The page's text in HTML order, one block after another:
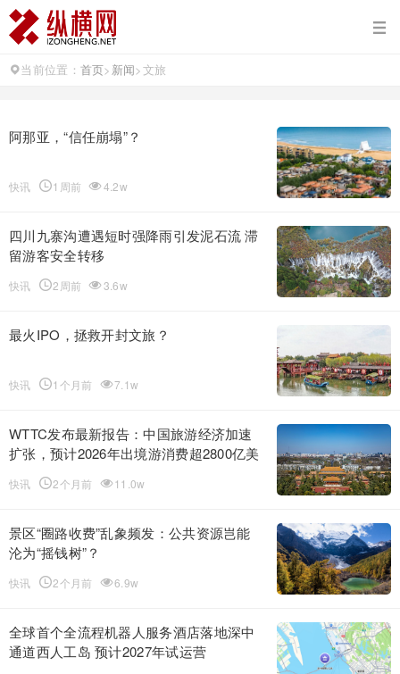
当前位置： 首页> 新闻>文旅
阿那亚，“信任崩塌”？
快讯 1周前 4.2w
四川九寨沟遭遇短时强降雨引发泥石流 滞
留游客安全转移
快讯 2周前 3.6w
最火IPO，拯救开封文旅？
快讯 1个月前 7.1w
WTTC发布最新报告：中国旅游经济加速
扩张，预计2026年出境游消费超2800亿美
快讯 2个月前 11.0w
景区“圈路收费”乱象频发：公共资源岂能
沦为“摇钱树”？
快讯 2个月前 6.9w
全球首个全流程机器人服务酒店落地深中
通道西人工岛 预计2027年试运营